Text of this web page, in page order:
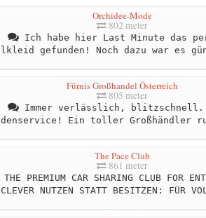
Orchidee-Mode
802 meter
Ich habe hier Last Minute das
gefunden! Noch dazu war es
Fürnis Großhandel Österreich
805 meter
Immer verlässlich, blitzschnell.
Ein toller Großhändler
The Pace Club
861 meter
THE PREMIUM CAR SHARING CLUB FOR
CLEVER NUTZEN STATT BESITZEN: FÜR